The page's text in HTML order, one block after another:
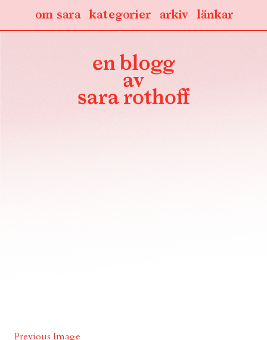
länkar
arkiv
kategorier
om sara
Previous Image